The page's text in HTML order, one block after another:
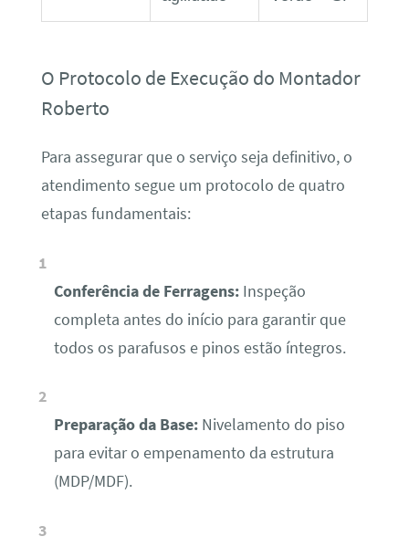
O Protocolo de Execução do Montador
Roberto
Para assegurar que o serviço seja definitivo, o
atendimento segue um protocolo de quatro
etapas fundamentais:
Conferência de Ferragens:Inspeção
completa antes do início para garantir que
todos os parafusos e pinos estão íntegros.
Preparação da Base:Nivelamento do piso
para evitar o empenamento da estrutura
(MDP/MDF).